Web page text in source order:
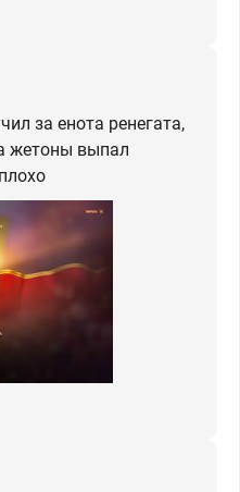
за енота ренегата,
жетоны выпал